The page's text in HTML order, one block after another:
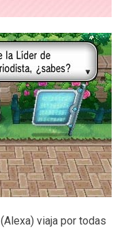
(Alexa) viaja por todas